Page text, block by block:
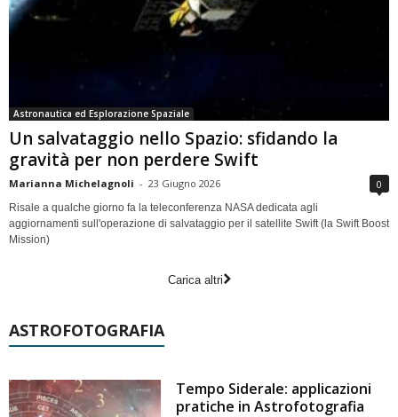
Astronautica ed Esplorazione Spaziale
Un salvataggio nello Spazio: sfidando la
gravità per non perdere Swift
Marianna Michelagnoli - 23 Giugno 2026 0
Risale a qualche giorno fa la teleconferenza NASA dedicata agli
aggiornamenti sull'operazione di salvataggio per il satellite Swift (la Swift Boost
Mission)
Carica altri
ASTROFOTOGRAFIA
Tempo Siderale: applicazioni
pratiche in Astrofotografia